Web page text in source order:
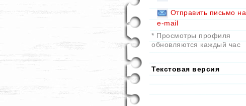
Отправить письмо на
e-mail
* Просмотры профиля
обновляются каждый час
Текстовая версия